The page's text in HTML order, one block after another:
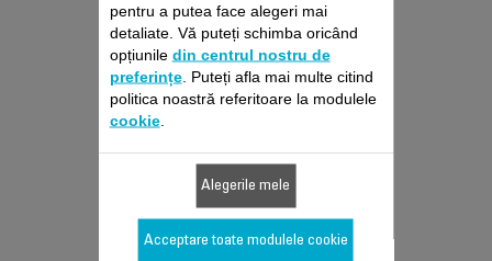
31,20 RON
Adaugă în coş
pentru a putea face alegeri mai
detaliate. Vă puteți schimba oricând
opțiunile din centrul nostru de
preferințe. Puteți afla mai multe citind
politica noastră referitoare la modulele
cookie.
Alegerile mele
Acceptare toate modulele cookie